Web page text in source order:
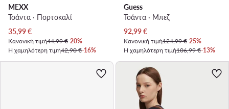
MEXX
Τσάντα · Πορτοκαλί
Τρέχουσα τιμή
35,99€
Κανονική τιμή44,99 €-20%
Η χαμηλότερη τιμή42,90 €-16%
Guess
Τσάντα · Μπεζ
Τρέχουσα τιμή
92,99€
Κανονική τιμή124,99 €-25%
Η χαμηλότερη τιμή106,99 €-13%